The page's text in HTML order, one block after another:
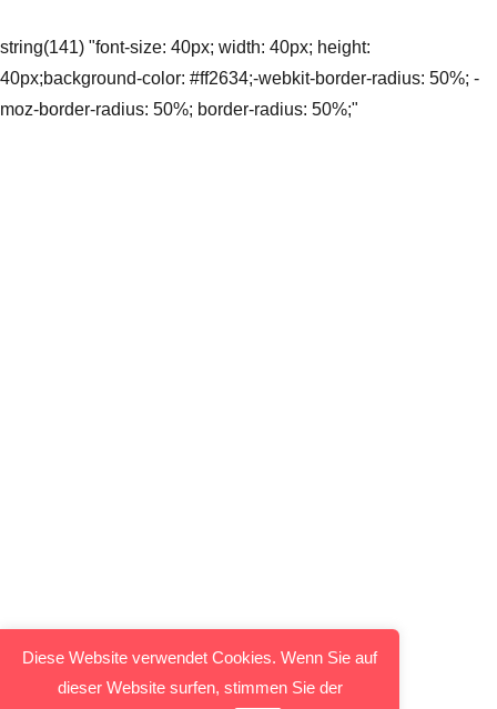
Diese Website verwendet Cookies. Wenn Sie auf
dieser Website surfen, stimmen Sie der
string(141) "font-size: 40px; width: 40px; height:
40px;background-color: #ff2634;-webkit-border-radius: 50%; -
moz-border-radius: 50%; border-radius: 50%;"